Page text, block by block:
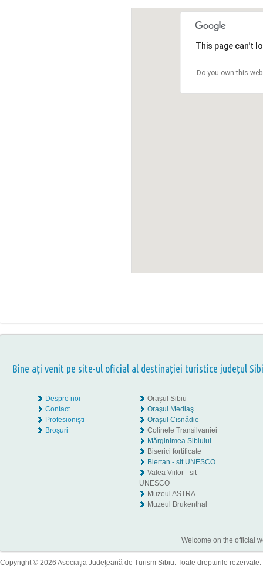
This page can't
Do you own this
Bine aţi venit pe site-ul oficial al destinației turistice județul
Despre noi
Contact
Profesionişti
Broşuri
Oraşul Sibiu
Oraşul Mediaş
Oraşul Cisnădie
Colinele Transilvaniei
Mărginimea Sibiului
Biserici fortificate
Biertan - sit UNESCO
Valea Viilor - sit
UNESCO
Muzeul ASTRA
Muzeul Brukenthal
Welcome on the official
Copyright © 2026 Asociaţia Judeţeană de Turism Sibiu. Toate drepturile rezervate.